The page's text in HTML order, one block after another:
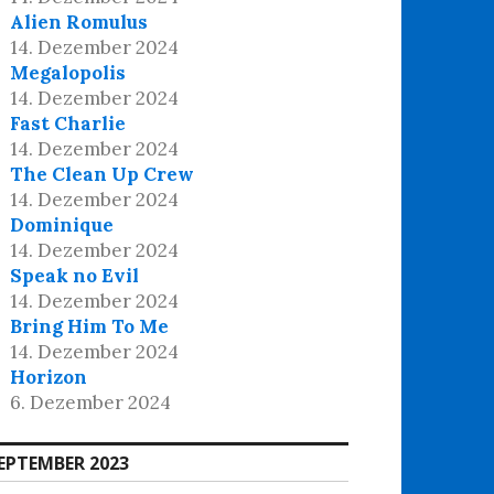
Alien Romulus
14. Dezember 2024
Megalopolis
14. Dezember 2024
Fast Charlie
14. Dezember 2024
The Clean Up Crew
14. Dezember 2024
Dominique
14. Dezember 2024
Speak no Evil
14. Dezember 2024
Bring Him To Me
14. Dezember 2024
Horizon
6. Dezember 2024
2023